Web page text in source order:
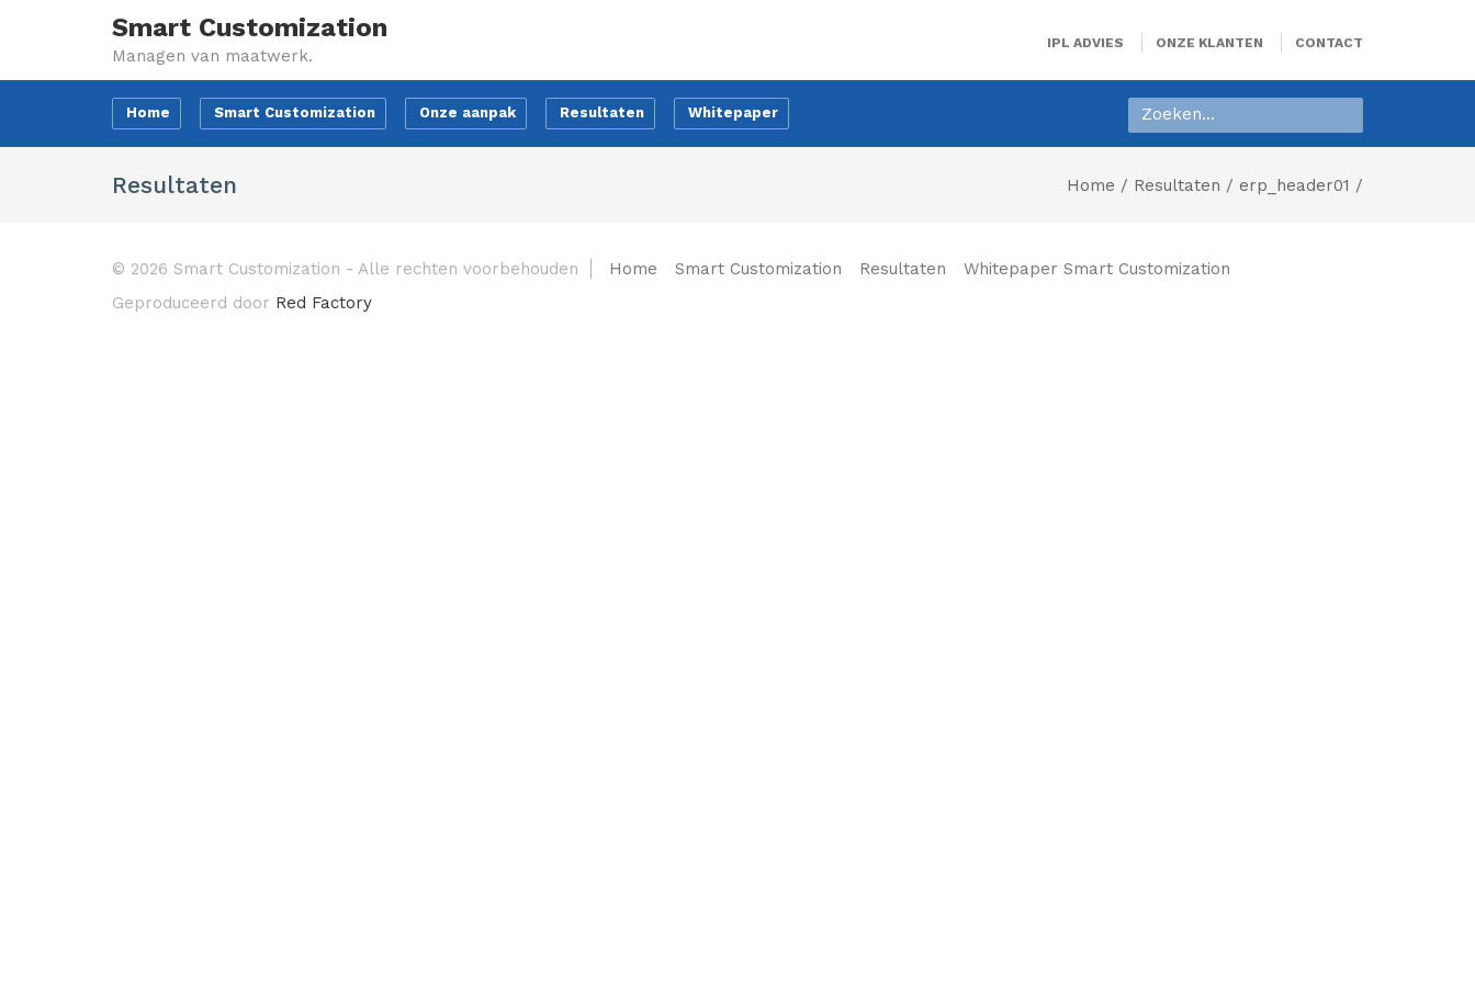
Smart Customization
Managen van maatwerk.
IPL ADVIES ONZE KLANTEN CONTACT
Home Smart Customization Onze aanpak Resultaten Whitepaper
Resultaten Home / Resultaten / erp_header01 /
© 2026 Smart Customization - Alle rechten voorbehouden Home Smart Customization Resultaten
Whitepaper Smart Customization
Geproduceerd door Red Factory